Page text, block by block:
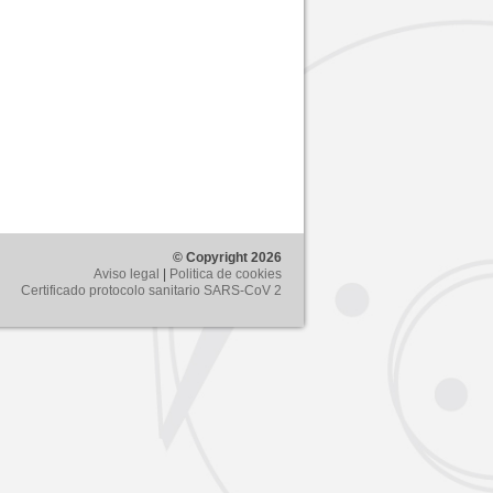
© Copyright 2026
Aviso legal
Politica de cookies
Certificado protocolo sanitario SARS-CoV 2